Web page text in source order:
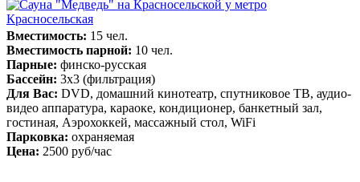
Вместимость: 15 чел.
Вместимость парной: 10 чел.
Парные: финско-русская
Бассейн: 3х3 (фильтрация)
Для Вас: DVD, домашний кинотеатр, спутниковое ТВ, аудио-
видео аппаратура, караоке, кондиционер, банкетный зал,
гостиная, Аэрохоккей, массажный стол, WiFi
Парковка: охраняемая
Цена: 2500 руб/час